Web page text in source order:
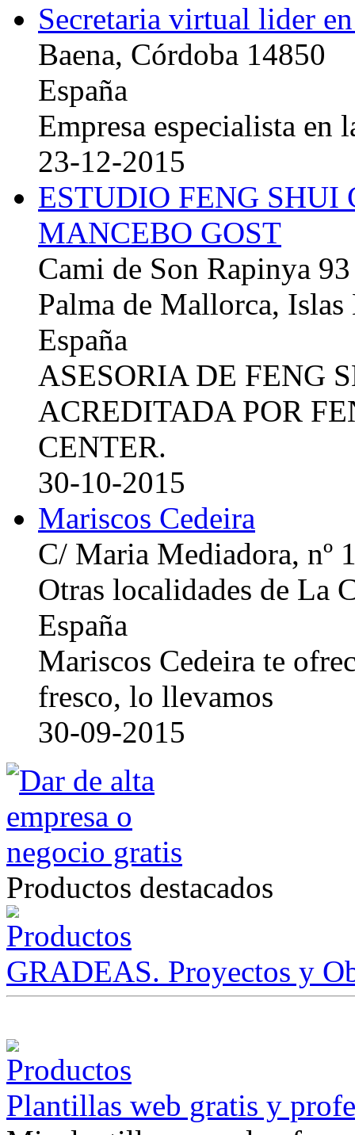
Secretaria virtual lider
Baena, Córdoba 14850
España
Empresa especialista en
23-12-2015
ESTUDIO FENG
MANCEBO GOST
Cami de Son Rapinya 93
Palma de Mallorca, Islas
España
ASESORIA DE FENG
ACREDITADA POR
CENTER.
30-10-2015
Mariscos Cedeira
C/ Maria Mediadora, nº
Otras localidades de La
España
Mariscos Cedeira te
fresco, lo llevamos
30-09-2015
Productos destacados
GRADEAS. Proyectos y
Plantillas web gratis y